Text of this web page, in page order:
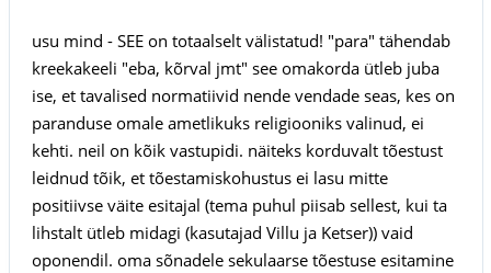
usu mind - SEE on totaalselt välistatud! "para" tähendab
kreekakeeli "eba, kõrval jmt" see omakorda ütleb juba
ise, et tavalised normatiivid nende vendade seas, kes on
paranduse omale ametlikuks religiooniks valinud, ei
kehti. neil on kõik vastupidi. näiteks korduvalt tõestust
leidnud tõik, et tõestamiskohustus ei lasu mitte
positiivse väite esitajal (tema puhul piisab sellest, kui ta
lihstalt ütleb midagi (kasutajad Villu ja Ketser)) vaid
oponendil. oma sõnadele sekulaarse tõestuse esitamine